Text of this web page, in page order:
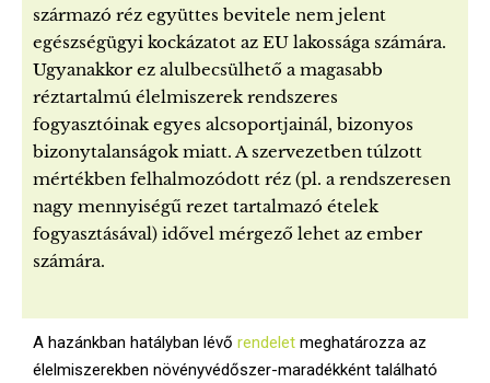
származó réz együttes bevitele nem jelent
egészségügyi kockázatot az EU lakossága számára.
Ugyanakkor ez alulbecsülhető a magasabb
réztartalmú élelmiszerek rendszeres
fogyasztóinak egyes alcsoportjainál, bizonyos
bizonytalanságok miatt. A szervezetben túlzott
mértékben felhalmozódott réz (pl. a rendszeresen
nagy mennyiségű rezet tartalmazó ételek
fogyasztásával) idővel mérgező lehet az ember
számára.
A hazánkban hatályban lévő rendelet meghatározza az
élelmiszerekben növényvédőszer-maradékként található